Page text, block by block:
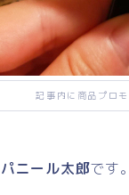
記事内に商品プロ
パニール太郎です